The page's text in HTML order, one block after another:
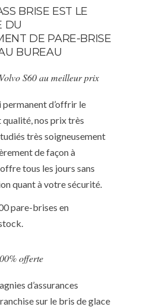
BRISE EST LE
DU
DE PARE-BRISE
BUREAU
S60 au meilleur prix
permanent d’offrir le
nos prix très
très soigneusement
de façon à
tous les jours sans
quant à votre sécurité.
pare-brises en
offerte
d’assurances
sur le bris de glace